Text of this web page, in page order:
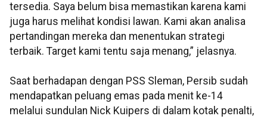
tersedia. Saya belum bisa memastikan karena kami
juga harus melihat kondisi lawan. Kami akan analisa
pertandingan mereka dan menentukan strategi
terbaik. Target kami tentu saja menang,” jelasnya.
Saat berhadapan dengan PSS Sleman, Persib sudah
mendapatkan peluang emas pada menit ke-14
melalui sundulan Nick Kuipers di dalam kotak penalti,